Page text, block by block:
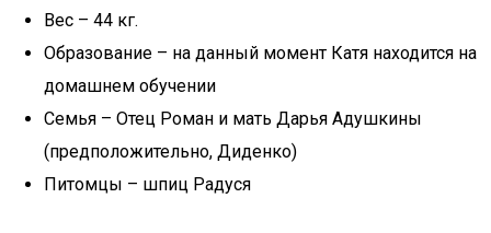
Вес – 44 кг.
Образование – на данный момент Катя находится на
домашнем обучении
Семья – Отец Роман и мать Дарья Адушкины
(предположительно, Диденко)
Питомцы – шпиц Радуся